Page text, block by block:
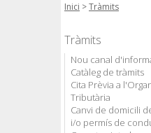
Inici >Tràmits
Tràmits
Nou canal
Catàleg de tràmits
Cita Prèvia a
Tributària
Canvi de domicili
i/o permís de